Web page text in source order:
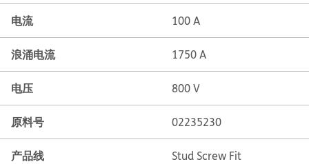
电流 100 A
浪涌电流 1750 A
电压 800 V
原料号 02235230
产品线 Stud Screw Fit